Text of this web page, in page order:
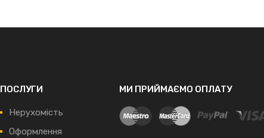
ПОСЛУГИ
Нерухомість
Оформлення
МИ ПРИЙМАЄМО ОПЛАТУ